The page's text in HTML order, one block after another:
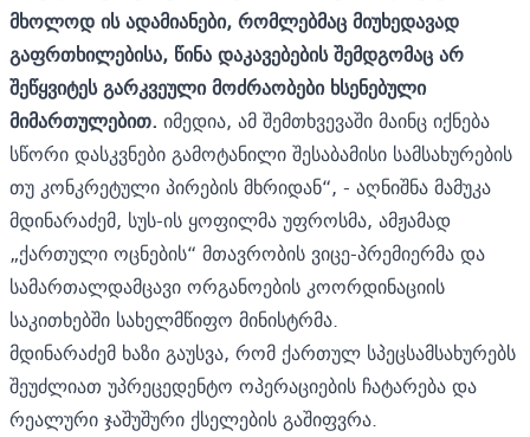
მხოლოდ ის ადამიანები, რომლებმაც მიუხედავად
გაფრთხილებისა, წინა დაკავებების შემდგომაც არ
შეწყვიტეს გარკვეული მოძრაობები ხსენებული
მიმართულებით. იმედია, ამ შემთხვევაში მაინც იქნება
სწორი დასკვნები გამოტანილი შესაბამისი სამსახურების
თუ კონკრეტული პირების მხრიდან“, - აღნიშნა მამუკა
მდინარაძემ, სუს-ის ყოფილმა უფროსმა, ამჟამად
„ქართული ოცნების“ მთავრობის ვიცე-პრემიერმა და
სამართალდამცავი ორგანოების კოორდინაციის
საკითხებში სახელმწიფო მინისტრმა.
მდინარაძემ ხაზი გაუსვა, რომ ქართულ სპეცსამსახურებს
შეუძლიათ უპრეცედენტო ოპერაციების ჩატარება და
რეალური ჯაშუშური ქსელების გაშიფვრა.